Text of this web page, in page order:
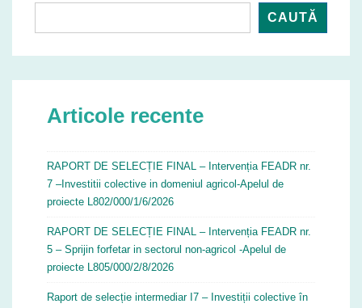
CAUTĂ
Articole recente
RAPORT DE SELECȚIE FINAL – Intervenția FEADR nr.
7 –Investitii colective in domeniul agricol-Apelul de
proiecte L802/000/1/6/2026
RAPORT DE SELECȚIE FINAL – Intervenția FEADR nr.
5 – Sprijin forfetar in sectorul non-agricol -Apelul de
proiecte L805/000/2/8/2026
Raport de selecție intermediar I7 – Investiții colective în